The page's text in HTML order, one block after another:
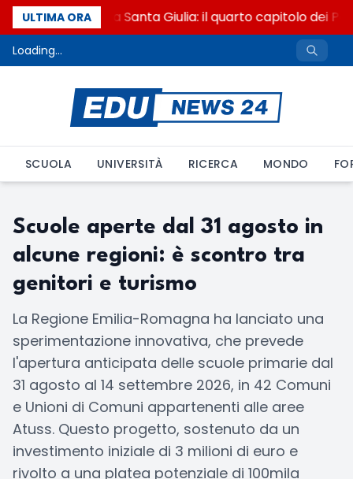
ULTIMA ORA
Franca Ghitti a Santa Giulia: il quarto capitolo dei
Loading...
SCUOLA UNIVERSITÀ RICERCA MONDO
Scuole aperte dal 31 agosto in
alcune regioni: è scontro tra
genitori e turismo
La Regione Emilia-Romagna ha lanciato una
sperimentazione innovativa, che prevede
l'apertura anticipata delle scuole primarie dal
31 agosto al 14 settembre 2026, in 42 Comuni
e Unioni di Comuni appartenenti alle aree
Atuss. Questo progetto, sostenuto da un
investimento iniziale di 3 milioni di euro e
rivolto a una platea potenziale di 100mila